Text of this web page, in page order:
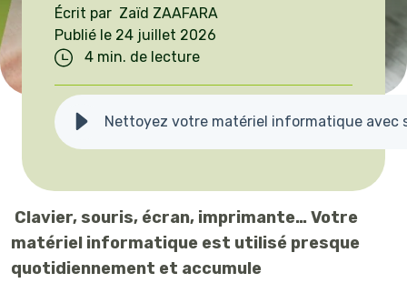
Écrit par Zaïd ZAAFARA
Publié le 24 juillet 2026
4 min. de lecture
Nettoyez votre matériel informatique avec
Clavier, souris, écran, imprimante… Votre
matériel informatique est utilisé presque
quotidiennement et accumule